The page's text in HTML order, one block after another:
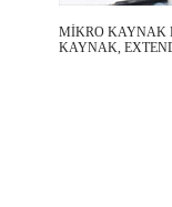
MİKRO KAYNAK
KAYNAK,